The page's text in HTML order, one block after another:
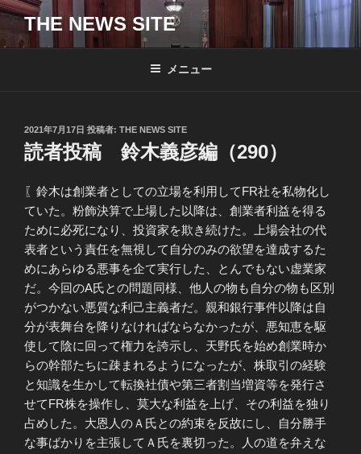
コ
テ
THE NEWS SITE
メニュー
投
稿
日:
2021年7月17日 投稿者: THE NEWS SITE
読者投稿 鈴木義彦編（290）
〖鈴木は創業者としての立場を利用してFR社を私物化し
ていた。粉飾決算で上場した以降は、創業者利益を得る
ために必死になり、投資家を欺き続けた。上場会社の代
表者という責任を無視して自分のみの欲望を達成するた
めにあらゆる悪事を企て実行した、とんでもない虚業家
だ。今回のA氏との問題同様、他人の物も自分の物も区別
がつかない悪質な利己主義者だ。親和銀行事件以降は自
分が表舞台を降りなければならなかったが、悪知恵を駆
使して陰に回って権力を誇示し、天野氏を始め創業時か
らの幹部たちに疎まれるようになったが、株取引の経験
と知識を生かして転換社債や第三者割当増資等を発行さ
せてFR株を操作し、莫大な利益を上げ、その利益を独り
占めした。大恩人のＡ氏との約束を反故にし、自分勝手
な事ばかりを主張してＡ氏を裏切った。人の道を弁えな